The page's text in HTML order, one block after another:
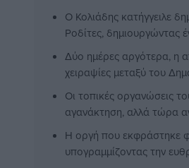
Ο Κολιάδης κατήγγειλε
Ροδίτες, δημιουργώντας
Δύο ημέρες αργότερα, η
χειραψίες μεταξύ του
Οι τοπικές οργανώσεις
αγανάκτηση, αλλά τώρα
Η οργή που εκφράστηκε
υπογραμμίζοντας την